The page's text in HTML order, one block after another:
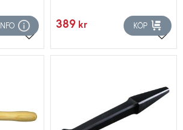
Lägg till i favoriter
INFO 389 kr
KÖP